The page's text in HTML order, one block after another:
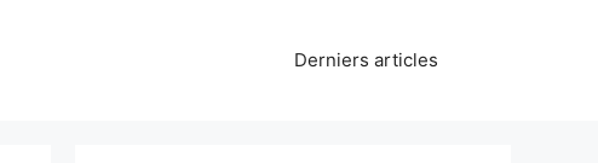
Derniers articles